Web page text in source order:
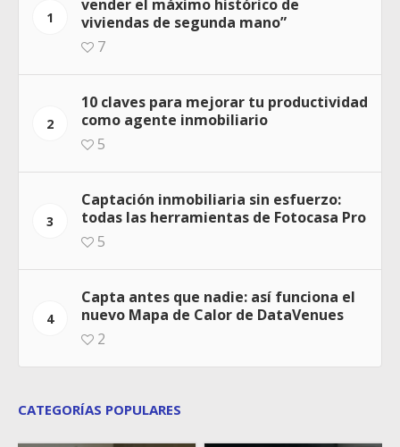
1
vender el máximo histórico de
viviendas de segunda mano”
7
2
10 claves para mejorar tu productividad
como agente inmobiliario
5
3
Captación inmobiliaria sin esfuerzo:
todas las herramientas de Fotocasa Pro
5
4
Capta antes que nadie: así funciona el
nuevo Mapa de Calor de DataVenues
2
CATEGORÍAS POPULARES